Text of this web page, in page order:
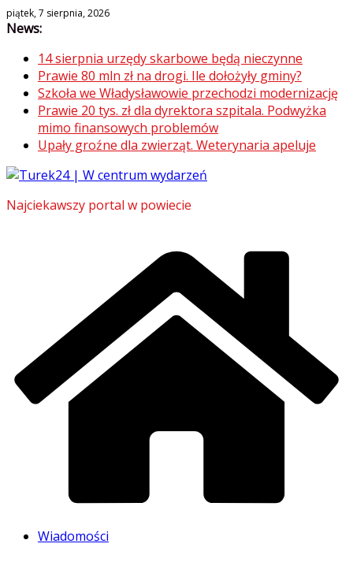
Skip
to
piątek, 7 sierpnia, 2026
News:
14 sierpnia urzędy skarbowe będą nieczynne
Prawie 80 mln zł na drogi. Ile dołożyły gminy?
Szkoła we Władysławowie przechodzi modernizację
Prawie 20 tys. zł dla dyrektora szpitala. Podwyżka
mimo finansowych problemów
Upały groźne dla zwierząt. Weterynaria apeluje
Najciekawszy portal w powiecie
Wiadomości